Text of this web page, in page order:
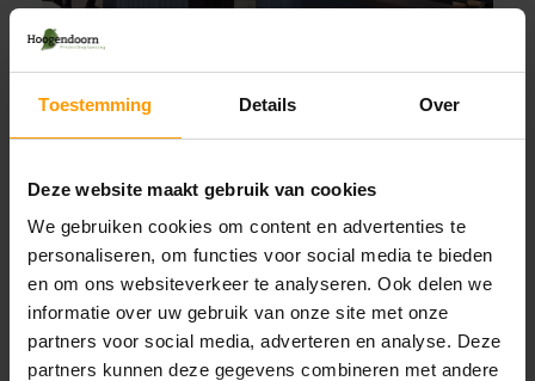
Toestemming Details Over
Deze website maakt gebruik van cookies
We gebruiken cookies om content en advertenties te
personaliseren, om functies voor social media te bieden
en om ons websiteverkeer te analyseren. Ook delen we
informatie over uw gebruik van onze site met onze
partners voor social media, adverteren en analyse. Deze
partners kunnen deze gegevens combineren met andere